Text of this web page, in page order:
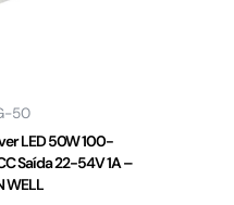
50
LED 50W 100-
Saída 22-54V 1A –
WELL